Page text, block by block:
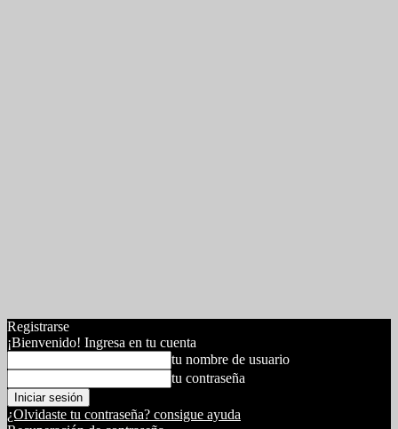
Registrarse
¡Bienvenido! Ingresa en tu cuenta
tu nombre de usuario
tu contraseña
¿Olvidaste tu contraseña? consigue ayuda